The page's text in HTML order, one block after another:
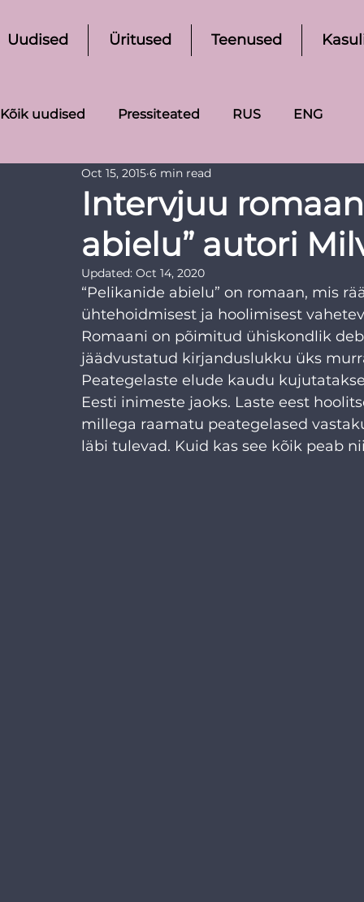
Uudised Üritused Teenused
Kõik uudised Pressiteated RUS ENG
Intervjuu
abielu” autori
Oct 15, 2015 6 min read
Updated: Oct 14, 2020
“Pelikanide abielu” on romaan, mis
ühtehoidmisest ja hoolimisest
Romaani on põimitud ühiskondlik
jäädvustatud kirjanduslukku üks
Peategelaste elude kaudu
Eesti inimeste jaoks. Laste eest
millega raamatu peategelased
läbi tulevad. Kuid kas see kõik peab